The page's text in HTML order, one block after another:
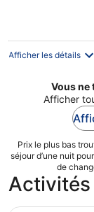
Afficher les détails
Vous ne
Afficher
Prix le plus bas
séjour d’une nuit
de
Activités